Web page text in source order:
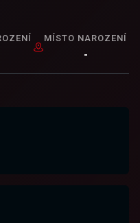
MÍSTO NAROZENÍ
-